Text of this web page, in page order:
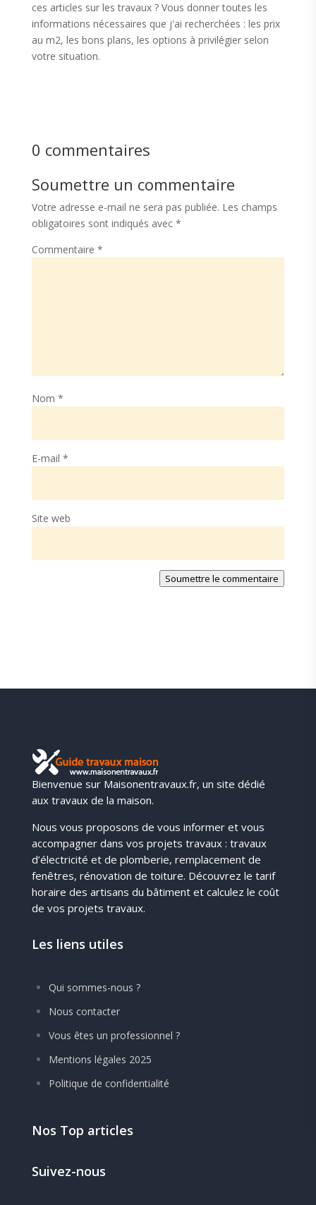
ces articles sur les travaux ? Vous donner toutes les
informations nécessaires que j'ai recherchées : les prix
au m2, les bons plans, les options à privilégier selon
votre situation.
0 commentaires
Soumettre un commentaire
Votre adresse e-mail ne sera pas publiée. Les champs
obligatoires sont indiqués avec *
Commentaire *
Nom *
E-mail *
Site web
Soumettre le commentaire
Bienvenue sur Maisonentravaux.fr, un site dédié
aux travaux de la maison.
Nous vous proposons de vous informer et vous
accompagner dans vos projets travaux : travaux
d’électricité et de plomberie, remplacement de
fenêtres, rénovation de toiture. Découvrez le tarif
horaire des artisans du bâtiment et calculez le coût
de vos projets travaux.
Les liens utiles
Qui sommes-nous ?
Nous contacter
Vous êtes un professionnel ?
Mentions légales 2025
Politique de confidentialité
Nos Top articles
Suivez-nous